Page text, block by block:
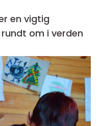
en vigtig
om i verden